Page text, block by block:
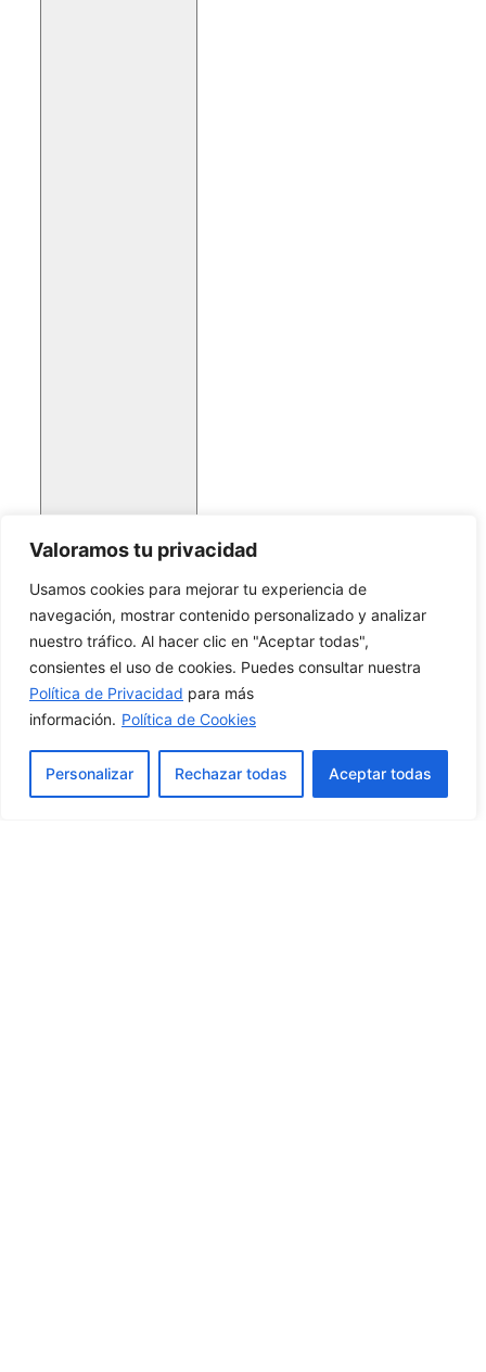
Valoramos tu privacidad
Usamos cookies para mejorar tu experiencia de
navegación, mostrar contenido personalizado y analizar
nuestro tráfico. Al hacer clic en "Aceptar todas",
consientes el uso de cookies. Puedes consultar nuestra
Política de Privacidad para más
información. Política de Cookies
Personalizar Rechazar todas Aceptar todas